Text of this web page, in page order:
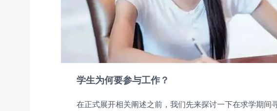
学生为何要参与工作？
在正式展开相关阐述之前，我们先来探讨一下在求学期间